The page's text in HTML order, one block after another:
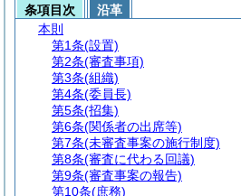
条項目次
沿革
本則
第1条(設置)
第2条(審査事項)
第3条(組織)
第4条(委員長)
第5条(招集)
第6条(関係者の出席等)
第7条(未審査事案の施行制度)
第8条(審査に代わる回議)
第9条(審査事案の報告)
第10条(庶務)